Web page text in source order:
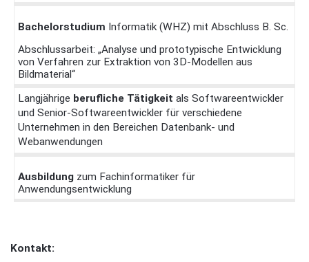
Bachelorstudium Informatik (WHZ) mit Abschluss B. Sc.
Abschlussarbeit: „Analyse und prototypische Entwicklung
von Verfahren zur Extraktion von 3D-Modellen aus
Bildmaterial“
Langjährige berufliche Tätigkeit als Softwareentwickler
und Senior-Softwareentwickler für verschiedene
Unternehmen in den Bereichen Datenbank- und
Webanwendungen
Ausbildung zum Fachinformatiker für
Anwendungsentwicklung
Kontakt: